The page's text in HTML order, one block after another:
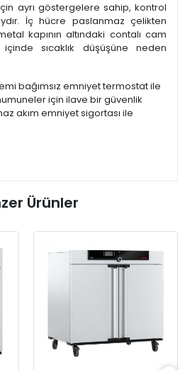
için ayrı göstergelere sahip, kontrol
İç hücre paslanmaz çelikten
kapının altındaki contalı cam
sıcaklık düşüşüne neden
bağımsız emniyet termostat ile
için ilave bir güvenlik
akım emniyet sigortası ile
Ürünler